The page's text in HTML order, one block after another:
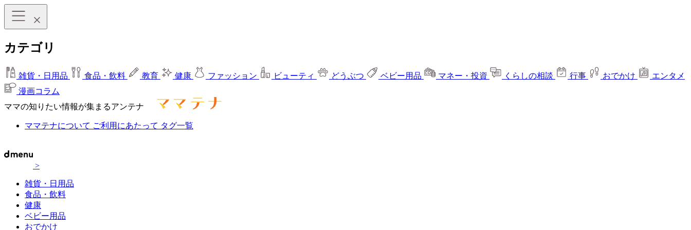
カテゴリ
雑貨・日用品 食品・飲料 教育 健康 ファッション ビューティ どうぶつ ベビー用品 マネー・投資 くらしの相談 行事 おでかけ
エンタメ
漫画コラム
ママの知りたい情報が集まるアンテナ
ママテナについて ご利用にあたって タグ一覧
>
雑貨・日用品
食品・飲料
健康
ベビー用品
おでかけ